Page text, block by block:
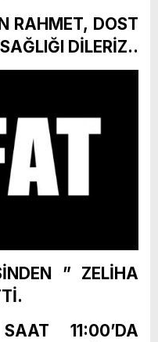
RAHMET, DOST
DİLERİZ..
” ZELİHA
11:00’DA